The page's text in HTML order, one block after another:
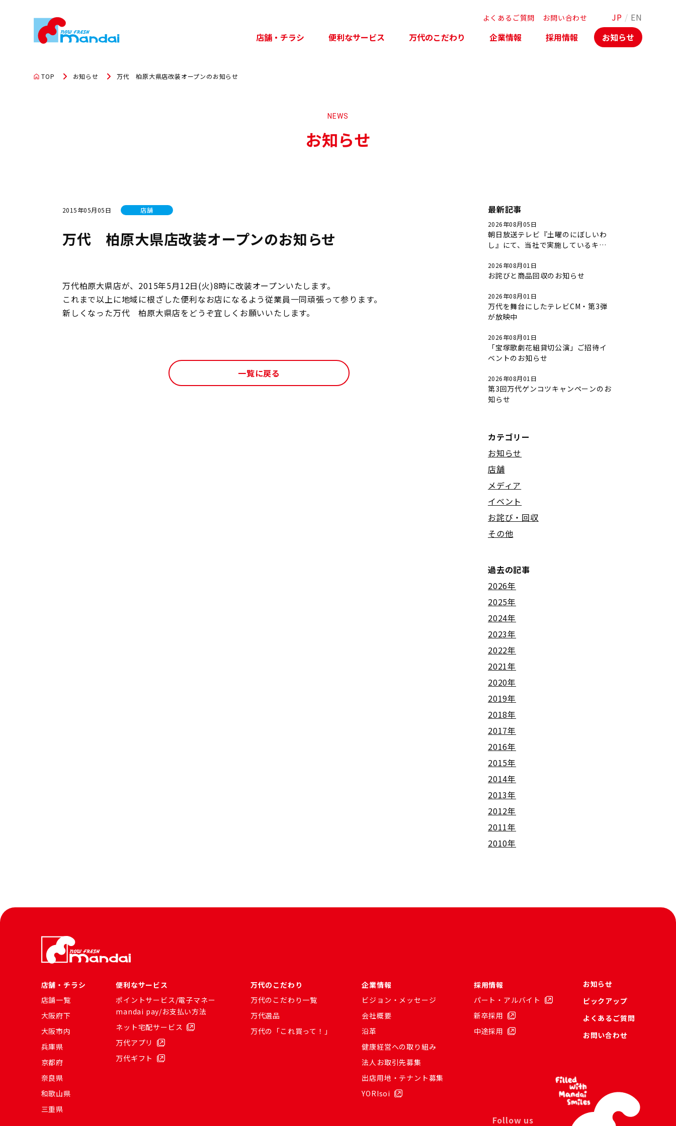
店舗・チラシ 便利なサービス 万代のこだわり 企業情報 採用情報 お知らせ
よくあるご質問 お問い合わせ JP / EN
TOP お知らせ 万代 柏原大県店改装オープンのお知らせ
NEWS
お知らせ
2015年05月05日 店舗
万代 柏原大県店改装オープンのお知らせ
万代柏原大県店が、2015年5月12日(火)8時に改装オープンいたします。
これまで以上に地域に根ざした便利なお店になるよう従業員一同頑張って参ります。
新しくなった万代 柏原大県店をどうぞ宜しくお願いいたします。
一覧に戻る
最新記事
2026年08月05日
朝日放送テレビ『土曜のにぼしいわ
し』にて、当社で実施しているキャ
2026年08月01日
お詫びと商品回収のお知らせ
2026年08月01日
万代を舞台にしたテレビCM・第3弾
が放映中
2026年08月01日
「宝塚歌劇花組貸切公演」ご招待イ
ベントのお知らせ
2026年08月01日
第3回万代ゲンコツキャンペーンのお
知らせ
カテゴリー
お知らせ
店舗
メディア
イベント
お詫び・回収
その他
過去の記事
2026年
2025年
2024年
2023年
2022年
2021年
2020年
2019年
2018年
2017年
2016年
2015年
2014年
2013年
2012年
2011年
2010年
店舗・チラシ
店舗一覧
大阪府下
大阪市内
兵庫県
京都府
奈良県
和歌山県
三重県
便利なサービス
ポイントサービス/電子マネー
mandai pay/お支払い方法
ネット宅配サービス
万代アプリ
万代ギフト
万代のこだわり
万代のこだわり一覧
万代選品
万代の「これ買って！」
企業情報
ビジョン・メッセージ
会社概要
沿革
健康経営への取り組み
法人お取引先募集
出店用地・テナント募集
YORIsoi
採用情報
パート・アルバイト
新卒採用
中途採用
お知らせ
ピックアップ
よくあるご質問
お問い合わせ
Follow us